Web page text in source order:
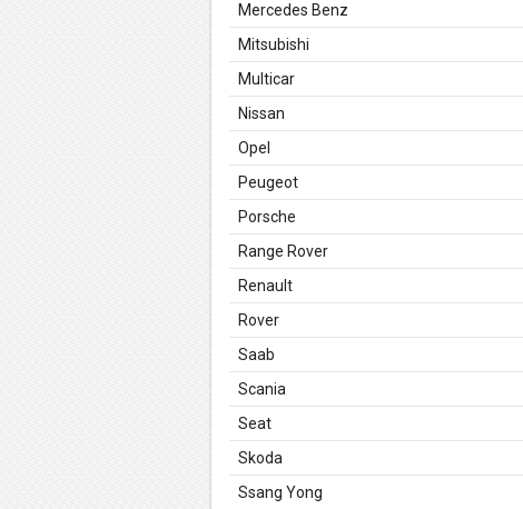
Mercedes Benz
Mitsubishi
Multicar
Nissan
Opel
Peugeot
Porsche
Range Rover
Renault
Rover
Saab
Scania
Seat
Skoda
Ssang Yong